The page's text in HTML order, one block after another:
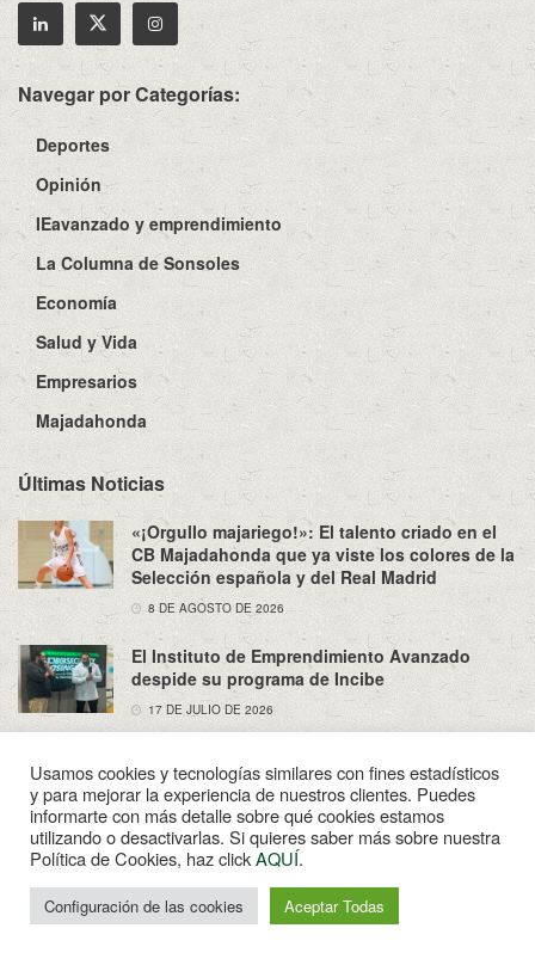
Navegar por Categorías:
Deportes
Opinión
IEavanzado y emprendimiento
La Columna de Sonsoles
Economía
Salud y Vida
Empresarios
Majadahonda
Últimas Noticias
«¡Orgullo majariego!»: El talento criado en el
CB Majadahonda que ya viste los colores de la
Selección española y del Real Madrid
8 DE AGOSTO DE 2026
El Instituto de Emprendimiento Avanzado
despide su programa de Incibe
17 DE JULIO DE 2026
Sobre Nosotros Política de Privacidad
Aviso Legal
Contacto
© 2022Enpapel- Tu periodico de Madahonda.
Usamos cookies y tecnologías similares con fines estadísticos
y para mejorar la experiencia de nuestros clientes. Puedes
informarte con más detalle sobre qué cookies estamos
utilizando o desactivarlas. Si quieres saber más sobre nuestra
Política de Cookies, haz clickAQUÍ.
Configuración de las cookies Aceptar Todas